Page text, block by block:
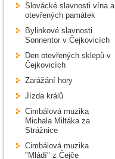
Slovácké slavnosti vína a
otevřených památek
Bylinkové slavnosti
Sonnentor v Čejkovicích
Den otevřených sklepů v
Čejkovicích
Zarážání hory
Jízda králů
Cimbálová muzika
Michala Miltáka za
Strážnice
Cimbálová muzika
"Mládí" z Čejče